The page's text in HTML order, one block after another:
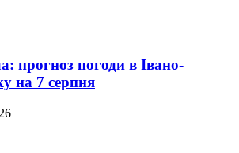
прогноз погоди в Івано-
на 7 серпня